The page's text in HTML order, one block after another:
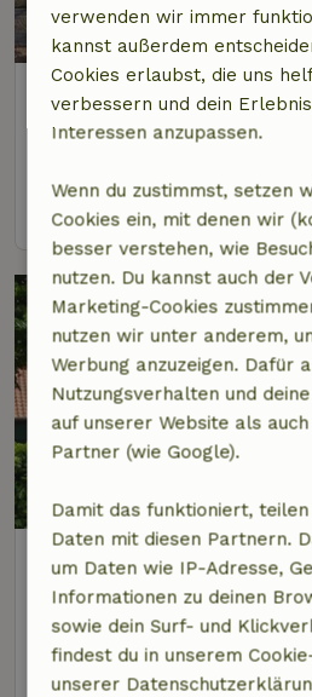
Naturhäuschen in
3 km Abstand vom Zentrum
Naturhäuschen in
3 km Abstand vom Zentrum
14 Personen6
verwenden wir immer
kannst außerdem
Cookies erlaubst, die uns
verbessern und dein
Interessen anzupassen.
Wenn du zustimmst, setzen
Cookies ein, mit denen wir
besser verstehen, wie
nutzen. Du kannst auch der
Marketing-Cookies
nutzen wir unter anderem,
Werbung anzuzeigen. Dafür
Nutzungsverhalten und
auf unserer Website als
Partner (wie Google).
Damit das funktioniert,
Daten mit diesen Partnern.
um Daten wie IP-Adresse,
Informationen zu deinen
sowie dein Surf- und
findest du in unserem
unserer